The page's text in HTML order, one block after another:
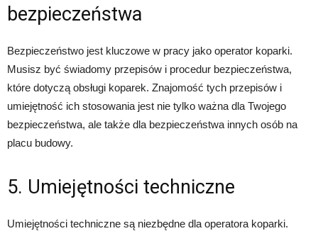
bezpieczeństwa
Bezpieczeństwo jest kluczowe w pracy jako operator koparki.
Musisz być świadomy przepisów i procedur bezpieczeństwa,
które dotyczą obsługi koparek. Znajomość tych przepisów i
umiejętność ich stosowania jest nie tylko ważna dla Twojego
bezpieczeństwa, ale także dla bezpieczeństwa innych osób na
placu budowy.
5. Umiejętności techniczne
Umiejętności techniczne są niezbędne dla operatora koparki.